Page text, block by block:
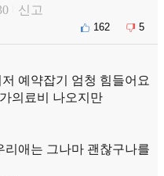
신고
162 5
예약잡기 엄청 힘들어요
의료비 나오지만
리애는 그나마 괜찮구나를